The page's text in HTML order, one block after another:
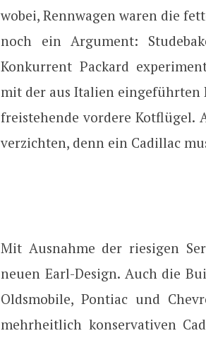
wobei, Rennwagen waren die
noch ein Argument:
Konkurrent Packard
mit der aus Italien eingeführten
freistehende vordere Kotflügel.
verzichten, denn ein Cadillac
Mit Ausnahme der riesigen
neuen Earl-Design. Auch die
Oldsmobile, Pontiac und
mehrheitlich konservativen